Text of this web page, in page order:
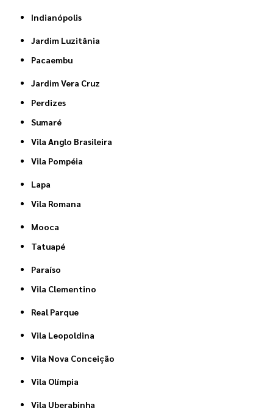
Indianópolis
Jardim Luzitânia
Pacaembu
Jardim Vera Cruz
Perdizes
Sumaré
Vila Anglo Brasileira
Vila Pompéia
Lapa
Vila Romana
Mooca
Tatuapé
Paraíso
Vila Clementino
Real Parque
Vila Leopoldina
Vila Nova Conceição
Vila Olímpia
Vila Uberabinha